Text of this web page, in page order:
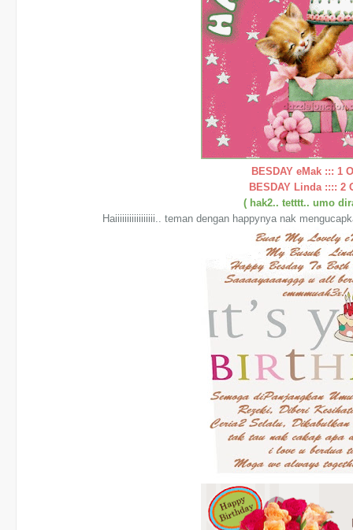
BESDAY eMak ::: 1
BESDAY Linda :::: 2
( hak2.. tetttt.. umo
Haiiiiiiiiiiiiiiiii.. teman dengan happynya nak